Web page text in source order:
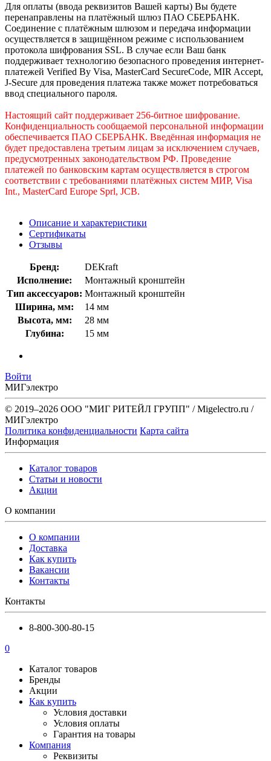
Для оплаты (ввода реквизитов Вашей карты) Вы будете
перенаправлены на платёжный шлюз ПАО СБЕРБАНК.
Соединение с платёжным шлюзом и передача информации
осуществляется в защищённом режиме с использованием
протокола шифрования SSL. В случае если Ваш банк
поддерживает технологию безопасного проведения интернет-
платежей Verified By Visa, MasterCard SecureCode, MIR Accept,
J-Secure для проведения платежа также может потребоваться
ввод специального пароля.
Настоящий сайт поддерживает 256-битное шифрование.
Конфиденциальность сообщаемой персональной информации
обеспечивается ПАО СБЕРБАНК. Введённая информация не
будет предоставлена третьим лицам за исключением случаев,
предусмотренных законодательством РФ. Проведение
платежей по банковским картам осуществляется в строгом
соответствии с требованиями платёжных систем МИР, Visa
Int., MasterCard Europe Sprl, JCB.
Описание и характеристики
Сертификаты
Отзывы
Бренд:
DEKraft
Исполнение:
Монтажный кронштейн
Тип аксессуаров: Монтажный кронштейн
Ширина, мм:
14 мм
Высота, мм:
28 мм
Глубина:
15 мм
Войти
МИГэлектро
© 2019–2026 ООО "МИГ РИТЕЙЛ ГРУПП" / Migelectro.ru /
МИГэлектро
Политика конфиденциальности Карта сайта
Информация
Каталог товаров
Статьи и новости
Акции
О компании
О компании
Доставка
Как купить
Вакансии
Контакты
Контакты
8-800-300-80-15
0
Каталог товаров
Бренды
Акции
Как купить
Условия доставки
Условия оплаты
Гарантия на товары
Компания
Реквизиты